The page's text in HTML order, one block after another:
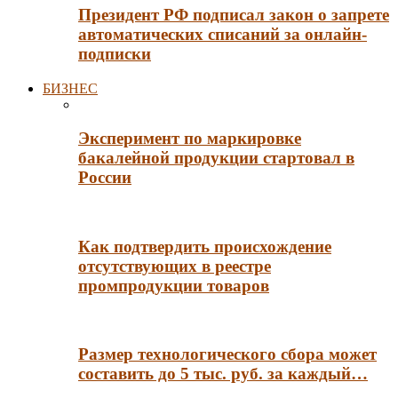
Президент РФ подписал закон о запрете
автоматических списаний за онлайн-
подписки
БИЗНЕС
Эксперимент по маркировке
бакалейной продукции стартовал в
России
Как подтвердить происхождение
отсутствующих в реестре
промпродукции товаров
Размер технологического сбора может
составить до 5 тыс. руб. за каждый…